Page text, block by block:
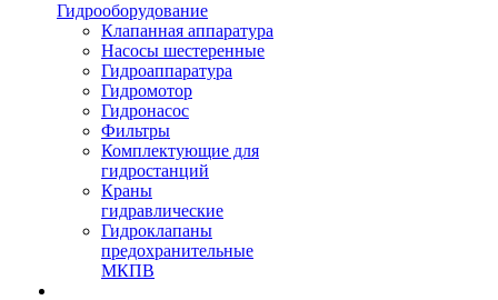
Гидрооборудование
Клапанная аппаратура
Насосы шестеренные
Гидроаппаратура
Гидромотор
Гидронасос
Фильтры
Комплектующие для
гидростанций
Краны
гидравлические
Гидроклапаны
предохранительные
МКПВ